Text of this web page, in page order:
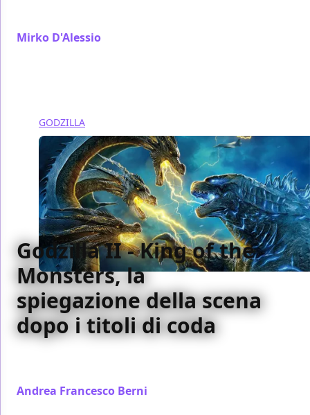
Mirko D'Alessio
GODZILLA
Godzilla II - King of the
Monsters, la
spiegazione della scena
dopo i titoli di coda
Andrea Francesco Berni